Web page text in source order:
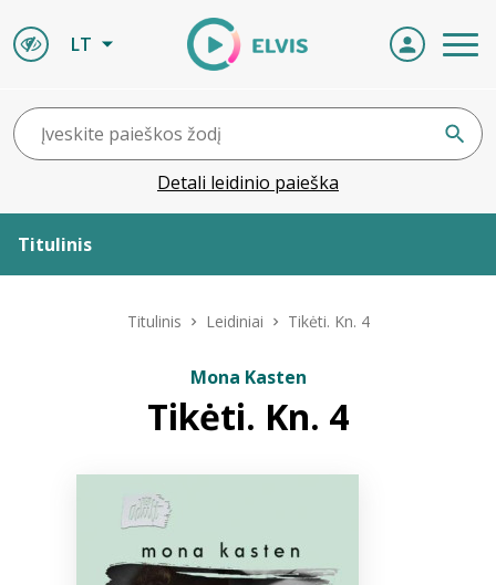
LT
Detali leidinio paieška
Titulinis
Titulinis Leidiniai Tikėti. Kn. 4
Mona Kasten
Tikėti. Kn. 4